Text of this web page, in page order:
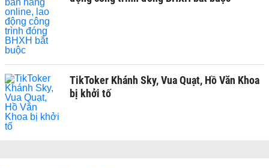
TikToker Khánh Sky, Vua Quạt, Hồ Văn Khoa
bị khởi tố